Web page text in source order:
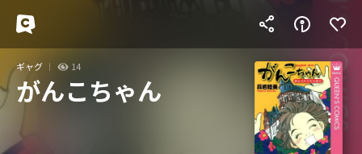
ギャグ 14
がんこちゃん